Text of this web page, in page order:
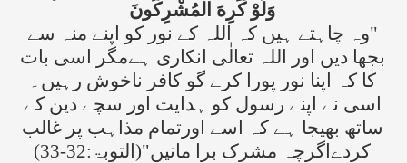
وَلَوْ كَرِهَ الْمُشْرِكُونَ
"وہ چاہتے ہیں کہ اللہ کے نور کو اپنے منہ سے
بجھا دیں اور اللہ تعالٰی انکاری ہےمگر اسی بات
کا کہ اپنا نور پورا کرے گو کافر ناخوش رہیں۔
اسی نے اپنے رسول کو ہدایت اور سچے دین کے
ساتھ بھیجا ہے کہ اسے اورتمام مذاہب پر غالب
کردےاگرچہ مشرک برا مانیں"(التوبۃ:32-33)